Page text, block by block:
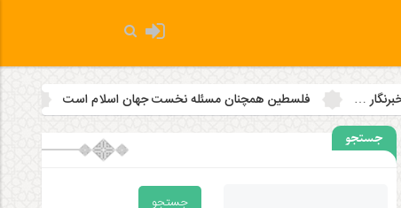
فلسطین همچنان مسئله نخست جهان اسلام است هدف قرار دادن
جستجو